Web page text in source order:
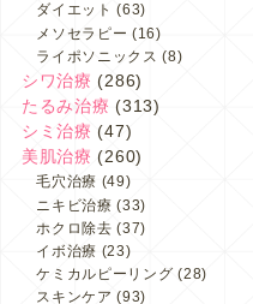
ダイエット (63)
メソセラピー (16)
ライポソニックス (8)
シワ治療 (286)
たるみ治療 (313)
シミ治療 (47)
美肌治療 (260)
毛穴治療 (49)
ニキビ治療 (33)
ホクロ除去 (37)
イボ治療 (23)
ケミカルピーリング (28)
スキンケア (93)